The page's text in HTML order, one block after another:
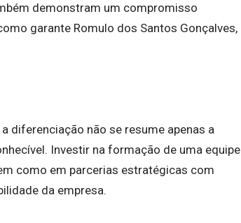
demonstram um compromisso
garante Romulo dos Santos Gonçalves,
diferenciação não se resume apenas a
Investir na formação de uma equipe
como em parcerias estratégicas com
da empresa.